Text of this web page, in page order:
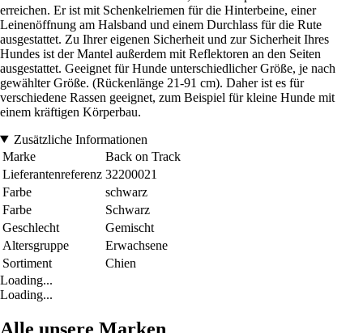
erreichen. Er ist mit Schenkelriemen für die Hinterbeine, einer
Leinenöffnung am Halsband und einem Durchlass für die Rute
ausgestattet. Zu Ihrer eigenen Sicherheit und zur Sicherheit Ihres
Hundes ist der Mantel außerdem mit Reflektoren an den Seiten
ausgestattet. Geeignet für Hunde unterschiedlicher Größe, je nach
gewählter Größe. (Rückenlänge 21-91 cm). Daher ist es für
verschiedene Rassen geeignet, zum Beispiel für kleine Hunde mit
einem kräftigen Körperbau.
Zusätzliche Informationen
Marke
Back on Track
Lieferantenreferenz 32200021
Farbe
schwarz
Farbe
Schwarz
Geschlecht
Gemischt
Altersgruppe
Erwachsene
Sortiment
Chien
Loading...
Loading...
Alle unsere Marken